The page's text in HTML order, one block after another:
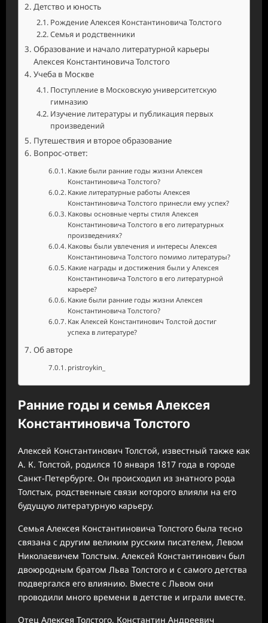
Детство и юность
Рождение Алексея Константиновича Толстого
Семья и родственники
Образование и начало литературной карьеры
Алексея Константиновича Толстого
Учеба в Москве
Поступление в Московскую университетскую
гимназию
Изучение литературы и публикация первых
произведений
Путешествия и второе образование
Вопрос-ответ:
Какие были ранние годы жизни Алексея
Константиновича Толстого?
Какие литературные работы Алексея
Константиновича Толстого принесли ему успех?
Каковы основные черты стиля Алексея
Константиновича Толстого в его литературных
произведениях?
Каковы были увлечения и интересы Алексея
Константиновича Толстого помимо литературы?
Какие награды и достижения были у Алексея
Константиновича Толстого в его литературной
карьере?
Какие были ранние годы жизни Алексея
Константиновича Толстого?
Как Алексей Константинович Толстой достиг
успеха в литературе?
Об авторе
pristroykin_
Ранние годы и семья Алексея
Константиновича Толстого
Алексей Константинович Толстой, известный также как
А. К. Толстой, родился 10 января 1817 года в городе
Санкт-Петербурге. Он происходил из знатного рода
Толстых, родственные связи которого влияли на его
будущую литературную карьеру.
Семья Алексея Константиновича Толстого была тесно
связана с другим великим русским писателем, Левом
Николаевичем Толстым. Алексей Константинович был
двоюродным братом Льва Толстого и с самого детства
подвергался его влиянию. Вместе с Львом они
проводили много времени в детстве и играли вместе.
Отец Алексея Толстого, Константин Андреевич